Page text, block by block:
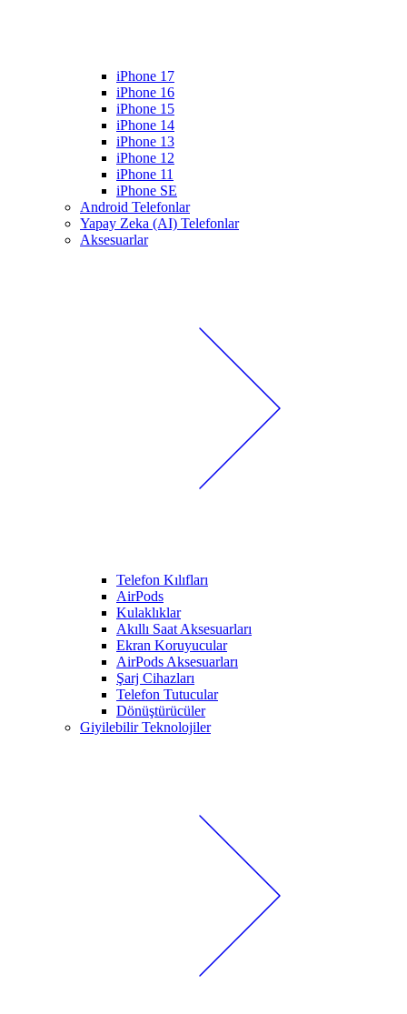
iPhone 17
iPhone 16
iPhone 15
iPhone 14
iPhone 13
iPhone 12
iPhone 11
iPhone SE
Android Telefonlar
Yapay Zeka (AI) Telefonlar
Aksesuarlar
Telefon Kılıfları
AirPods
Kulaklıklar
Akıllı Saat Aksesuarları
Ekran Koruyucular
AirPods Aksesuarları
Şarj Cihazları
Telefon Tutucular
Dönüştürücüler
Giyilebilir Teknolojiler